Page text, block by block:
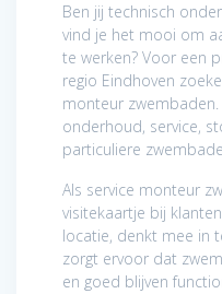
Ben jij technisch
vind je het mooi om
te werken? Voor een
regio Eindhoven
monteur
onderhoud, service,
particuliere
Als service monteur
visitekaartje bij
locatie, denkt mee in
zorgt ervoor dat
en goed blijven